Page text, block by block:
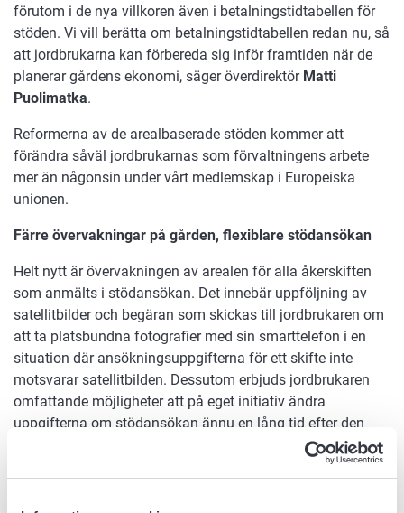
förutom i de nya villkoren även i betalningstidtabellen för
stöden. Vi vill berätta om betalningstidtabellen redan nu, så
att jordbrukarna kan förbereda sig inför framtiden när de
planerar gårdens ekonomi, säger överdirektör Matti
Puolimatka.
Reformerna av de arealbaserade stöden kommer att
förändra såväl jordbrukarnas som förvaltningens arbete
mer än någonsin under vårt medlemskap i Europeiska
unionen.
Färre övervakningar på gården, flexiblare stödansökan
Helt nytt är övervakningen av arealen för alla åkerskiften
som anmälts i stödansökan. Det innebär uppföljning av
satellitbilder och begäran som skickas till jordbrukaren om
att ta platsbundna fotografier med sin smarttelefon i en
situation där ansökningsuppgifterna för ett skifte inte
motsvarar satellitbilden. Dessutom erbjuds jordbrukaren
omfattande möjligheter att på eget initiativ ändra
uppgifterna om stödansökan ännu en lång tid efter den
Arealmonitoreringen minskar antalet gårdstillsynsbesök på